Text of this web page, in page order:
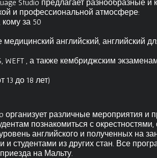
Studio предлагает разнообразные и
и профессиональной атмосфере:
за 50
английский, английский
WEFT , а также кембриджским
до 18 лет)
организует различные мероприятия и
познакомиться с
английского и полученных на
студентами из других стан. Все
на Мальту.